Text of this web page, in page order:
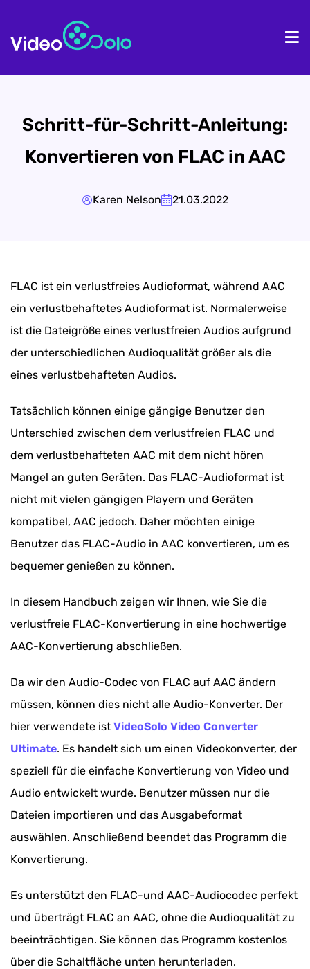
Schritt-für-Schritt-Anleitung:
Konvertieren von FLAC in AAC
Karen Nelson 21.03.2022
FLAC ist ein verlustfreies Audioformat, während AAC
ein verlustbehaftetes Audioformat ist. Normalerweise
ist die Dateigröße eines verlustfreien Audios aufgrund
der unterschiedlichen Audioqualität größer als die
eines verlustbehafteten Audios.
Tatsächlich können einige gängige Benutzer den
Unterschied zwischen dem verlustfreien FLAC und
dem verlustbehafteten AAC mit dem nicht hören
Mangel an guten Geräten. Das FLAC-Audioformat ist
nicht mit vielen gängigen Playern und Geräten
kompatibel, AAC jedoch. Daher möchten einige
Benutzer das FLAC-Audio in AAC konvertieren, um es
bequemer genießen zu können.
In diesem Handbuch zeigen wir Ihnen, wie Sie die
verlustfreie FLAC-Konvertierung in eine hochwertige
AAC-Konvertierung abschließen.
Da wir den Audio-Codec von FLAC auf AAC ändern
müssen, können dies nicht alle Audio-Konverter. Der
hier verwendete ist VideoSolo Video Converter
Ultimate. Es handelt sich um einen Videokonverter, der
speziell für die einfache Konvertierung von Video und
Audio entwickelt wurde. Benutzer müssen nur die
Dateien importieren und das Ausgabeformat
auswählen. Anschließend beendet das Programm die
Konvertierung.
Es unterstützt den FLAC-und AAC-Audiocodec perfekt
und überträgt FLAC an AAC, ohne die Audioqualität zu
beeinträchtigen. Sie können das Programm kostenlos
über die Schaltfläche unten herunterladen.